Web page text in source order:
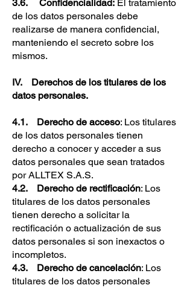
3.6. Confidencialidad: El tratamiento
de los datos personales debe
realizarse de manera confidencial,
manteniendo el secreto sobre los
mismos.
IV. Derechos de los titulares de los
datos personales.
4.1. Derecho de acceso: Los titulares
de los datos personales tienen
derecho a conocer y acceder a sus
datos personales que sean tratados
por ALLTEX S.A.S.
4.2. Derecho de rectificación: Los
titulares de los datos personales
tienen derecho a solicitar la
rectificación o actualización de sus
datos personales si son inexactos o
incompletos.
4.3. Derecho de cancelación: Los
titulares de los datos personales